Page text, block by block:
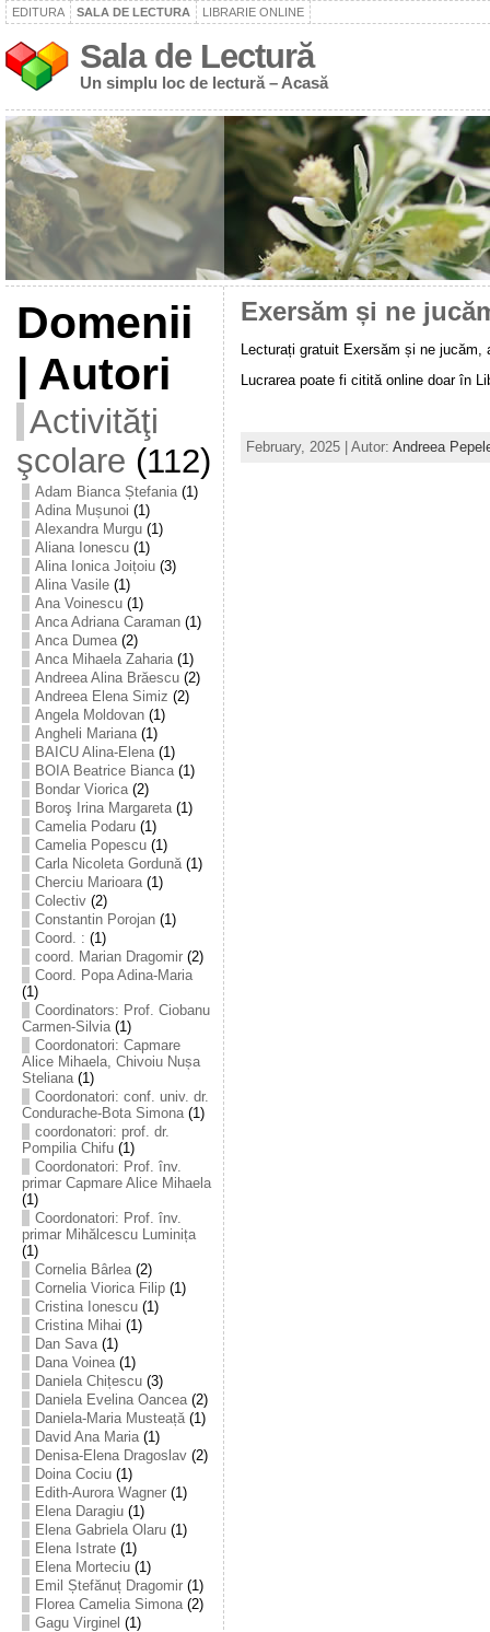
EDITURA SALA DE LECTURA LIBRARIE ONLINE
Sala de Lectură
Un simplu loc de lectură – Acasă
Domenii
| Autori
Activităţi
şcolare (112)
Adam Bianca Ștefania(1)
Adina Mușunoi (1)
Alexandra Murgu(1)
Aliana Ionescu(1)
Alina Ionica Joițoiu(3)
Alina Vasile(1)
Ana Voinescu(1)
Anca Adriana Caraman(1)
Anca Dumea(2)
Anca Mihaela Zaharia(1)
Andreea Alina Brăescu(2)
Andreea Elena Simiz (2)
Angela Moldovan(1)
Angheli Mariana(1)
BAICU Alina-Elena(1)
BOIA Beatrice Bianca(1)
Bondar Viorica(2)
Boroş Irina Margareta(1)
Camelia Podaru(1)
Camelia Popescu(1)
Carla Nicoleta Gordună(1)
Cherciu Marioara(1)
Colectiv(2)
Constantin Porojan(1)
Coord. : (1)
coord. Marian Dragomir(2)
Coord. Popa Adina-Maria
(1)
Coordinators: Prof. Ciobanu
Carmen-Silvia(1)
Coordonatori: Capmare
Alice Mihaela, Chivoiu Nușa
Steliana(1)
Coordonatori: conf. univ. dr.
Condurache-Bota Simona(1)
coordonatori: prof. dr.
Pompilia Chifu(1)
Coordonatori: Prof. înv.
primar Capmare Alice Mihaela
(1)
Coordonatori: Prof. înv.
primar Mihălcescu Luminița
(1)
Cornelia Bârlea(2)
Cornelia Viorica Filip(1)
Cristina Ionescu(1)
Cristina Mihai (1)
Dan Sava(1)
Dana Voinea(1)
Daniela Chițescu(3)
Daniela Evelina Oancea(2)
Daniela-Maria Musteață(1)
David Ana Maria(1)
Denisa-Elena Dragoslav(2)
Doina Cociu(1)
Edith-Aurora Wagner(1)
Elena Daragiu(1)
Elena Gabriela Olaru(1)
Elena Istrate(1)
Elena Morteciu(1)
Emil Ștefănuț Dragomir(1)
Florea Camelia Simona(2)
Gagu Virginel (1)
Exersăm și ne
Lecturați gratuit Exersăm și ne jucăm,
Lucrarea poate fi citită online doar în
February, 2025 | Autor: Andreea